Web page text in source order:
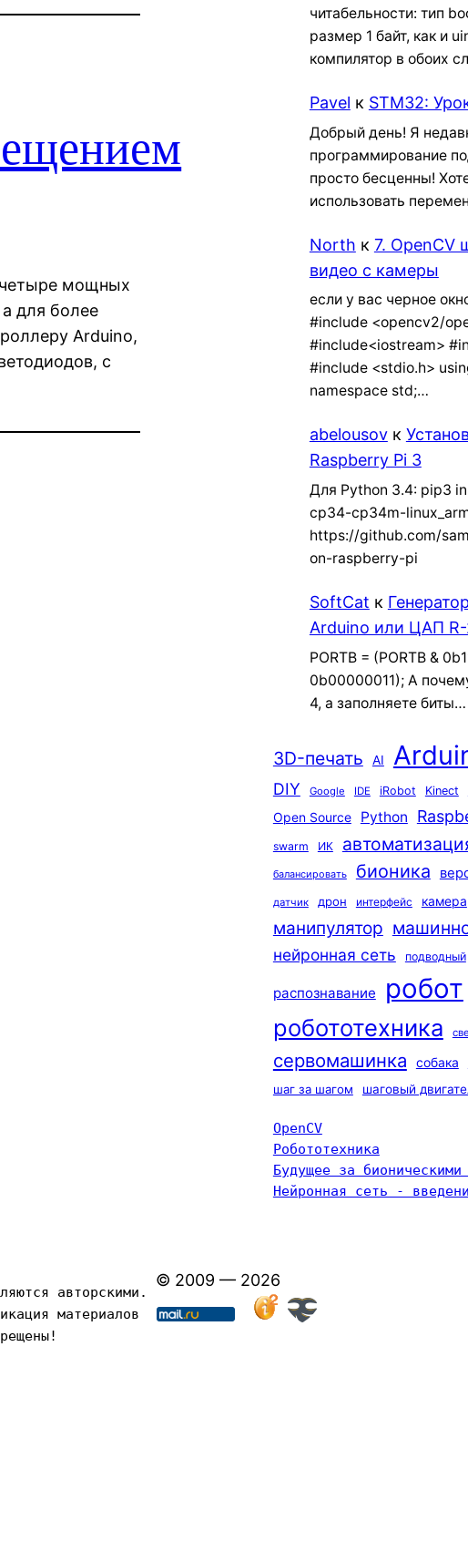
четыре мощных
для более
Arduino,
с
читабельности: тип
размер 1 байт, как и
компилятор в обоих
Pavel к STM32:
Добрый день! Я
программирование
просто бесценны!
использовать
North к 7. OpenCV
видео с камеры
если у вас черное
#include <opencv2/
#include<iostream>
#include <stdio.h>
namespace std;…
abelousovк
Raspberry Pi 3
Для Python 3.4: pip3
cp34-cp34m-
https://github.com/
on-raspberry-pi
SoftCat к
Arduino или ЦАП R-
PORTB = (PORTB &
0b00000011); А
4, а заполняете биты…
3D-печать AI
DIY Google IDE iRobot Kinect
Open Source Python
swarm ИК
балансировать бионика
датчик дрон интерфейс камера
манипулятор
нейронная сеть подводный
распознавание робот
робототехника
сервомашинка собака
шаг за шагом шаговый
OpenCV
Робототехника
Будущее за бионическими
Нейронная сеть -
авторскими.
материалов
© 2009 — 2026